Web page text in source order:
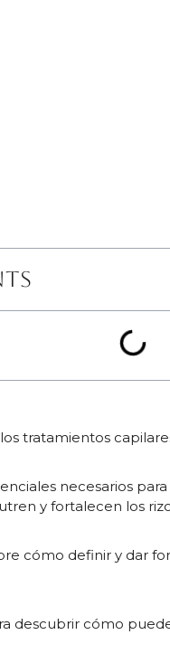
tratamientos
necesarios
y fortalecen los
cómo definir y dar
descubrir cómo